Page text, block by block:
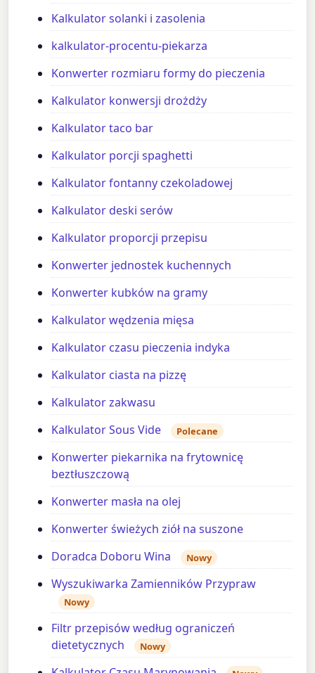
Kalkulator solanki i zasolenia
kalkulator-procentu-piekarza
Konwerter rozmiaru formy do pieczenia
Kalkulator konwersji drożdży
Kalkulator taco bar
Kalkulator porcji spaghetti
Kalkulator fontanny czekoladowej
Kalkulator deski serów
Kalkulator proporcji przepisu
Konwerter jednostek kuchennych
Konwerter kubków na gramy
Kalkulator wędzenia mięsa
Kalkulator czasu pieczenia indyka
Kalkulator ciasta na pizzę
Kalkulator zakwasu
Kalkulator Sous Vide
Polecane
Konwerter piekarnika na frytownicę
beztłuszczową
Konwerter masła na olej
Konwerter świeżych ziół na suszone
Doradca Doboru Wina
Nowy
Wyszukiwarka Zamienników Przypraw
Nowy
Filtr przepisów według ograniczeń
dietetycznych
Nowy